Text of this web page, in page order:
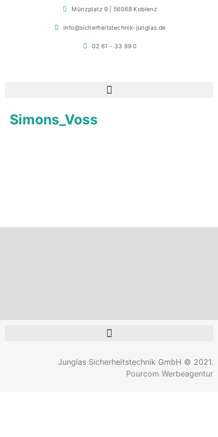
Münzplatz 9 | 56068 Koblenz
info@sicherheitstechnik-junglas.de
02 61 - 33 99 0
Simons_Voss
Junglas Sicherheitstechnik GmbH © 2021.
Pourcom Werbeagentur